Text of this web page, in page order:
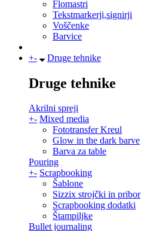
Flomastri
Tekstmarkerji,signirji
Voščenke
Barvice
+- Druge tehnike
Druge tehnike
Akrilni spreji
+- Mixed media
Fototransfer Kreul
Glow in the dark barve
Barva za table
Pouring
+- Scrapbooking
Šablone
Sizzix strojčki in pribor
Scrapbooking dodatki
Štampiljke
Bullet journaling